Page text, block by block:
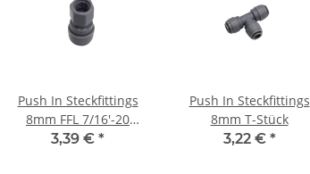
Push In Steckfittings
8mm FFL 7/16'-20
Gewinde
3,39 € *
Push In Steckfittings
8mm T-Stück
3,22 € *